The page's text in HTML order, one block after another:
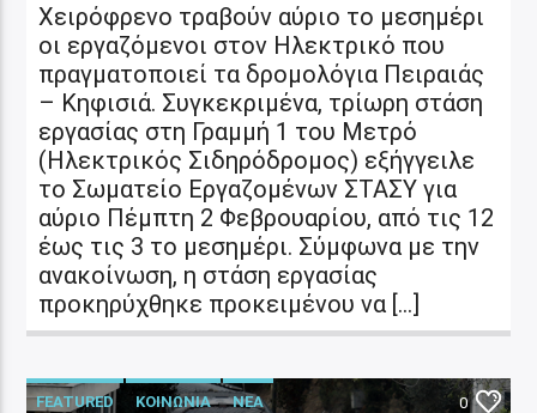
Χειρόφρενο τραβούν αύριο το μεσημέρι
οι εργαζόμενοι στον Ηλεκτρικό που
πραγματοποιεί τα δρομολόγια Πειραιάς
– Κηφισιά. Συγκεκριμένα, τρίωρη στάση
εργασίας στη Γραμμή 1 του Μετρό
(Ηλεκτρικός Σιδηρόδρομος) εξήγγειλε
το Σωματείο Εργαζομένων ΣΤΑΣΥ για
αύριο Πέμπτη 2 Φεβρουαρίου, από τις 12
έως τις 3 το μεσημέρι. Σύμφωνα με την
ανακοίνωση, η στάση εργασίας
προκηρύχθηκε προκειμένου να […]
FEATURED ΚΟΙΝΩΝΙΑ ΝΕΑ 0